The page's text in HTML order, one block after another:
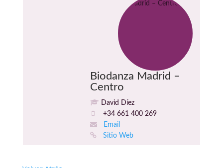
Biodanza Madrid –
Centro
David Díez
+34 661 400 269
Email
Sitio Web